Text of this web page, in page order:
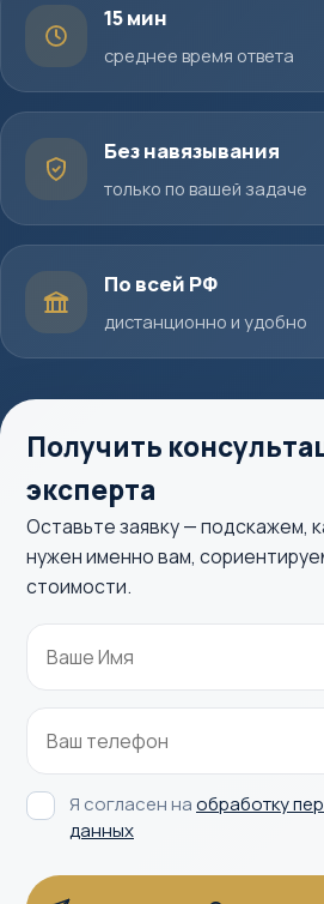
15 мин
среднее время ответа
Без навязывания
только по вашей задаче
По всей РФ
дистанционно и удобно
Получить
эксперта
Оставьте заявку — подскажем,
нужен именно вам,
стоимости.
Я согласен наобработку
данных